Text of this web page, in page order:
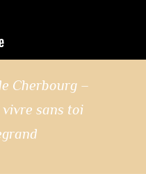
Cherbourg –
vivre sans toi